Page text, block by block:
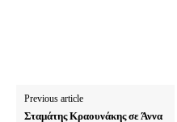
Previous article
Σταμάτης Κραουνάκης σε Άννα